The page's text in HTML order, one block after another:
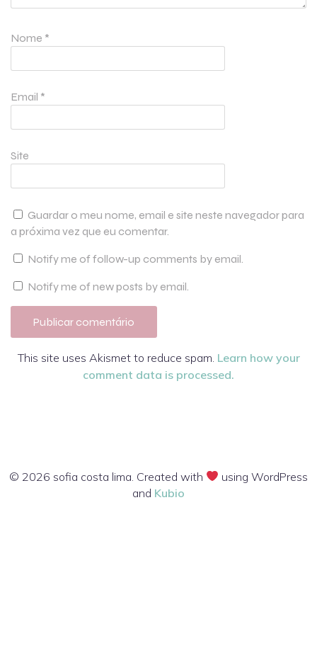
Nome *
Email *
Site
Guardar o meu nome, email e site neste navegador para
a próxima vez que eu comentar.
Notify me of follow-up comments by email.
Notify me of new posts by email.
This site uses Akismet to reduce spam. Learn how your
comment data is processed.
© 2026 sofia costa lima. Created with
using WordPress
and Kubio